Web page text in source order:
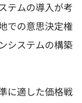
テムの導入が考
での意思決定権
システムの構築
に適した価格戦